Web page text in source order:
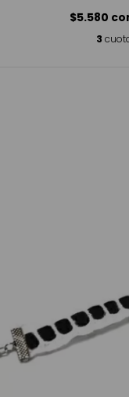
$5.580
3